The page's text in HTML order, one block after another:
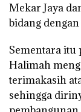
Mekar Jaya
bidang
Sementara itu
Halimah
terimakasih
sehingga